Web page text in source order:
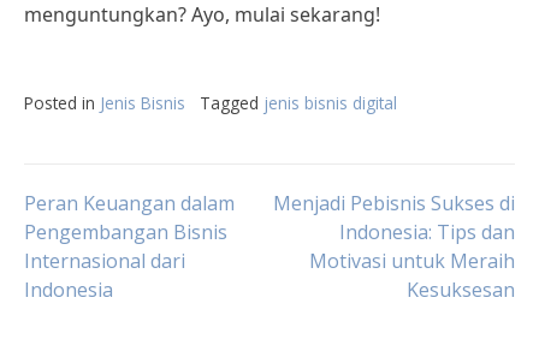
menguntungkan? Ayo, mulai sekarang!
Posted in Jenis Bisnis Tagged jenis bisnis digital
Post
navigation
Peran Keuangan dalam
Pengembangan Bisnis
Internasional dari
Indonesia
Menjadi Pebisnis Sukses di
Indonesia: Tips dan
Motivasi untuk Meraih
Kesuksesan